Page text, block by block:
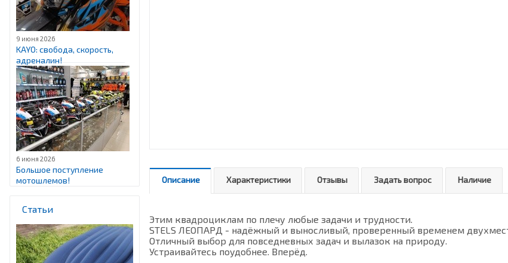
9 июня 2026
KAYO: свобода, скорость,
адреналин!
6 июня 2026
Большое поступление
мотошлемов!
Статьи
Описание Характеристики Отзывы Задать вопрос Наличие
Этим квадроциклам по плечу любые задачи и трудности.
STELS ЛЕОПАРД - надёжный и выносливый, проверенный временем
Отличный выбор для повседневных задач и вылазок на природу.
Устраивайтесь поудобнее. Вперёд.